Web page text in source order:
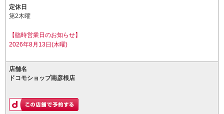
定休日
第2木曜
【臨時営業日のお知らせ】
2026年8月13日(木曜)
店舗名
ドコモショップ南彦根店